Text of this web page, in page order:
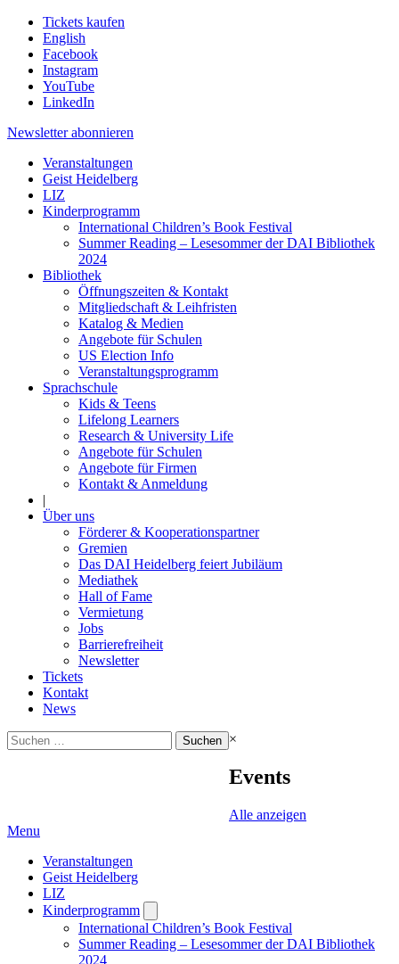
Tickets kaufen
English
Facebook
Instagram
YouTube
LinkedIn
Newsletter abonnieren
Veranstaltungen
Geist Heidelberg
LIZ
Kinderprogramm
International Children’s Book Festival
Summer Reading – Lesesommer der DAI Bibliothek
2024
Bibliothek
Öffnungszeiten & Kontakt
Mitgliedschaft & Leihfristen
Katalog & Medien
Angebote für Schulen
US Election Info
Veranstaltungsprogramm
Sprachschule
Kids & Teens
Lifelong Learners
Research & University Life
Angebote für Schulen
Angebote für Firmen
Kontakt & Anmeldung
|
Über uns
Förderer & Kooperationspartner
Gremien
Das DAI Heidelberg feiert Jubiläum
Mediathek
Hall of Fame
Vermietung
Jobs
Barrierefreiheit
Newsletter
Tickets
Kontakt
News
Suchen
nach:
×
Events
Alle anzeigen
Menu
Veranstaltungen
Geist Heidelberg
LIZ
Kinderprogramm
submenu
International Children’s Book Festival
Summer Reading – Lesesommer der DAI Bibliothek
2024